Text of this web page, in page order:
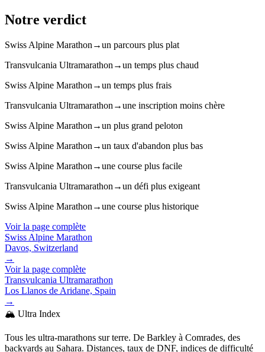
Notre verdict
Swiss Alpine Marathon →un parcours plus plat
Transvulcania Ultramarathon →un temps plus chaud
Swiss Alpine Marathon →un temps plus frais
Transvulcania Ultramarathon →une inscription moins chère
Swiss Alpine Marathon →un plus grand peloton
Swiss Alpine Marathon →un taux d'abandon plus bas
Swiss Alpine Marathon →une course plus facile
Transvulcania Ultramarathon →un défi plus exigeant
Swiss Alpine Marathon →une course plus historique
Voir la page complète
Swiss Alpine Marathon
Davos, Switzerland
→
Voir la page complète
Transvulcania Ultramarathon
Los Llanos de Aridane, Spain
→
🏔️ Ultra Index
Tous les ultra-marathons sur terre. De Barkley à Comrades, des
backyards au Sahara. Distances, taux de DNF, indices de difficulté